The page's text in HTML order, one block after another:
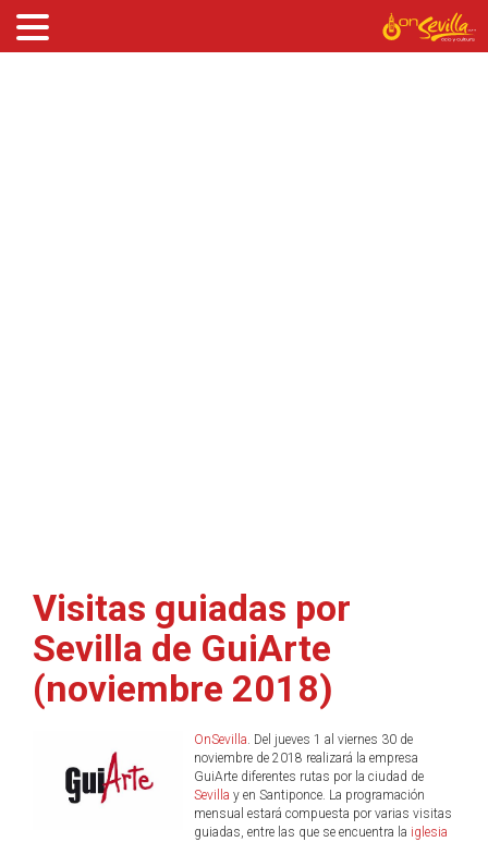
Visitas guiadas por
Sevilla de GuiArte
(noviembre 2018)
OnSevilla. Del jueves 1 al viernes 30 de
noviembre de 2018 realizará la empresa
GuiArte diferentes rutas por la ciudad de
Sevilla y en Santiponce. La programación
mensual estará compuesta por varias visitas
guiadas, entre las que se encuentra la iglesia